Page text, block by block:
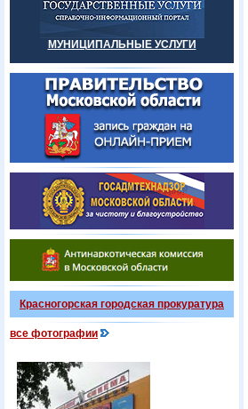
МУНИЦИПАЛЬНЫЕ УСЛУГИ
Красногорская городская прокуратура
все фотографии